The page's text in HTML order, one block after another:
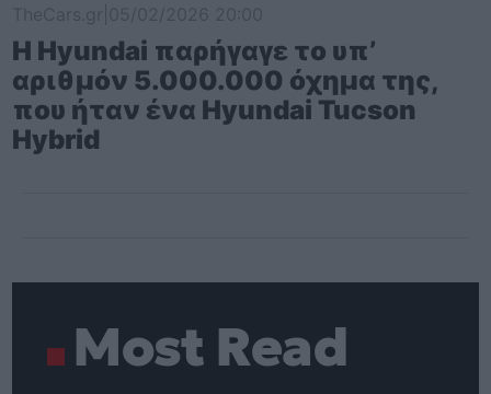
Η Hyundai παρήγαγε το υπ’
αριθμόν 5.000.000 όχημα της,
που ήταν ένα Hyundai Tucson
Hybrid
Most Read